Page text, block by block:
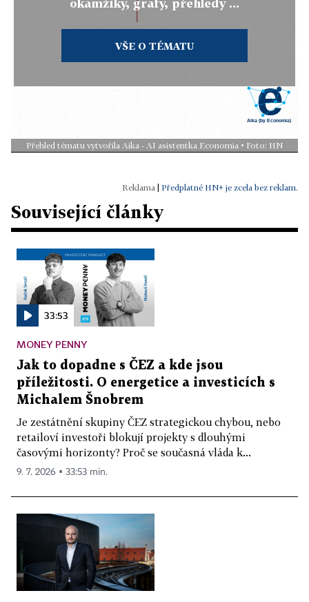
okamžiky, grafy, přehledy ...
VŠE O TÉMATU
Přehled tématu vytvořila Aika - AI asistentka Economia • Foto: HN
Předplatné HN+ je zcela bez reklam.
Související články
33:53
MONEY PENNY
Jak to dopadne s ČEZ a kde jsou
příležitosti. O energetice a investicích s
Michalem Šnobrem
Je zestátnění skupiny ČEZ strategickou chybou, nebo
retailoví investoři blokují projekty s dlouhými
časovými horizonty? Proč se současná vláda k...
9. 7. 2026 ▪ 33:53 min.